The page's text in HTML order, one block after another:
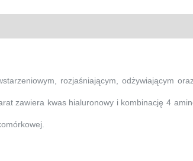
rozjaśniającym, odżywiającym
zawiera kwas hialuronowy i kombinację 4